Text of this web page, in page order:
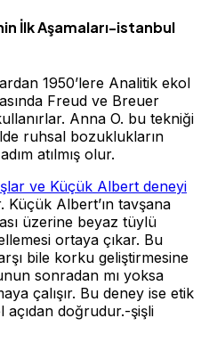
İlk Aşamaları-istanbul
1950’lere Analitik ekol
Freud ve Breuer
Anna O. bu tekniği
ruhsal bozuklukların
atılmış olur.
ve Küçük Albert deneyi
Albert’ın tavşana
üzerine beyaz tüylü
ortaya çıkar. Bu
bile korku geliştirmesine
sonradan mı yoksa
çalışır. Bu deney ise etik
açıdan doğrudur.-şişli